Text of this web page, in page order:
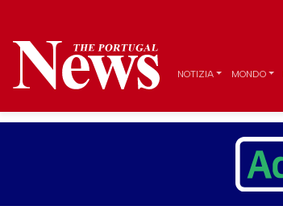
NOTIZIA MONDO